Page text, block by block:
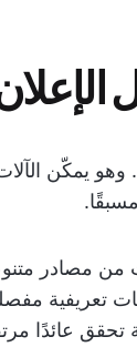
من مصادر
تعريفية
عائدًا